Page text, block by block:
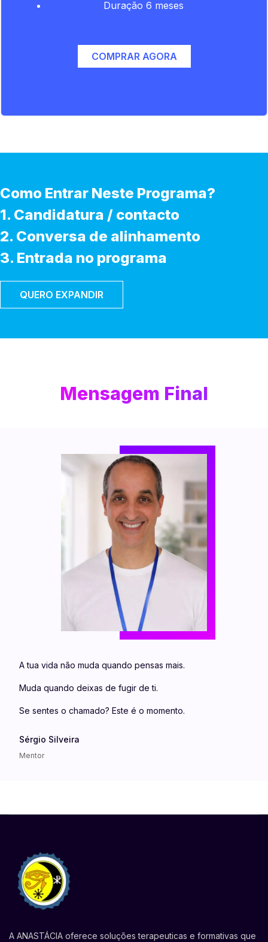
Duração 6 meses
COMPRAR AGORA
Como Entrar Neste Programa?
1. Candidatura / contacto
2. Conversa de alinhamento
3. Entrada no programa
QUERO EXPANDIR
Mensagem Final
A tua vida não muda quando pensas mais.
Muda quando deixas de fugir de ti.
Se sentes o chamado? Este é o momento.
Sérgio Silveira
Mentor
A ANASTÁCIA oferece soluções terapeuticas e formativas que